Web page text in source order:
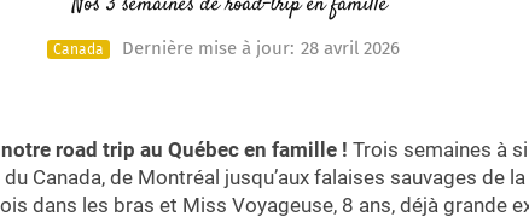
Canada Dernière mise à jour: 28 avril 2026
road trip au Québec en famille ! Trois semaines à
Canada, de Montréal jusqu’aux falaises sauvages de
dans les bras et Miss Voyageuse, 8 ans, déjà grande